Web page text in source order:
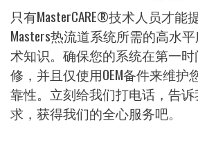
只有MasterCARE®技术人员才能
Masters热流道系统所需的高水
术知识。确保您的系统在第一
修，并且仅使用OEM备件来维
靠性。立刻给我们打电话，告
求，获得我们的全心服务吧。